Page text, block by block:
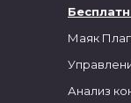
Маяк
Анализ